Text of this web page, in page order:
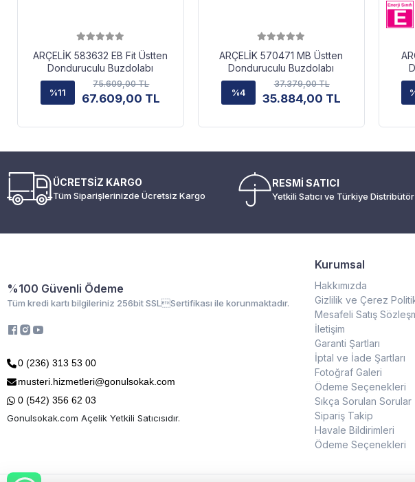
ARÇELİK 583632 EB Fit Üstten
Donduruculu Buzdolabı
%11
75.609,00 TL
67.609,00 TL
ARÇELİK 570471 MB Üstten
Donduruculu Buzdolabı
%4
37.379,00 TL
35.884,00 TL
ÜCRETSİZ KARGO
Tüm Siparişlerinizde Ücretsiz Kargo
RESMİ SATICI
Yetkili Satıcı ve Türkiye
%100 Güvenli Ödeme
Tüm kredi kartı bilgileriniz 256bit SSLSertifikası ile korunmaktadır.
0 (236) 313 53 00
musteri.hizmetleri@gonulsokak.com
0 (542) 356 62 03
Gonulsokak.com Açelik Yetkili Satıcısıdır.
Kurumsal
Hakkımızda
Gizlilik ve Çerez
Mesafeli Satış
İletişim
Garanti Şartları
İptal ve İade Şartları
Fotoğraf Galeri
Ödeme Seçenekleri
Sıkça Sorulan Sorular
Sipariş Takip
Havale Bildirimleri
Ödeme Seçenekleri